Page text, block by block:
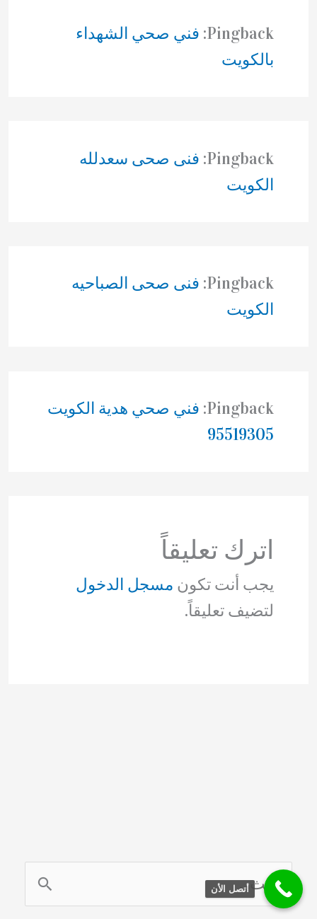
Pingback: فني صحي الشهداء
بالكويت
Pingback: فنى صحى سعدلله
الكويت
Pingback: فنى صحى الصباحيه
الكويت
Pingback: فني صحي هدية الكويت
95519305
اترك تعليقاً
يجب أنت تكون مسجل الدخول
لتضيف تعليقاً.
ا
ل
أتصل الأن